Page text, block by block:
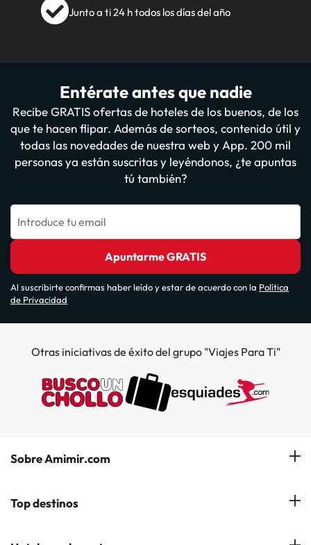
Junto a ti 24 h todos los días del año
Entérate antes que nadie
Recibe GRATIS ofertas de hoteles de los buenos, de los
que te hacen flipar. Además de sorteos, contenido útil y
todas las novedades de nuestra web y App. 200 mil
personas ya están suscritas y leyéndonos, ¿te apuntas
tú también?
Introduce tu email
Apuntarme GRATIS
Al suscribirte confirmas haber leído y estar de acuerdo con la Política
de Privacidad
Otras iniciativas de éxito del grupo "Viajes Para Ti"
Sobre Amimir.com
¿Quiénes somos?
Top destinos
Hoteles en Salou